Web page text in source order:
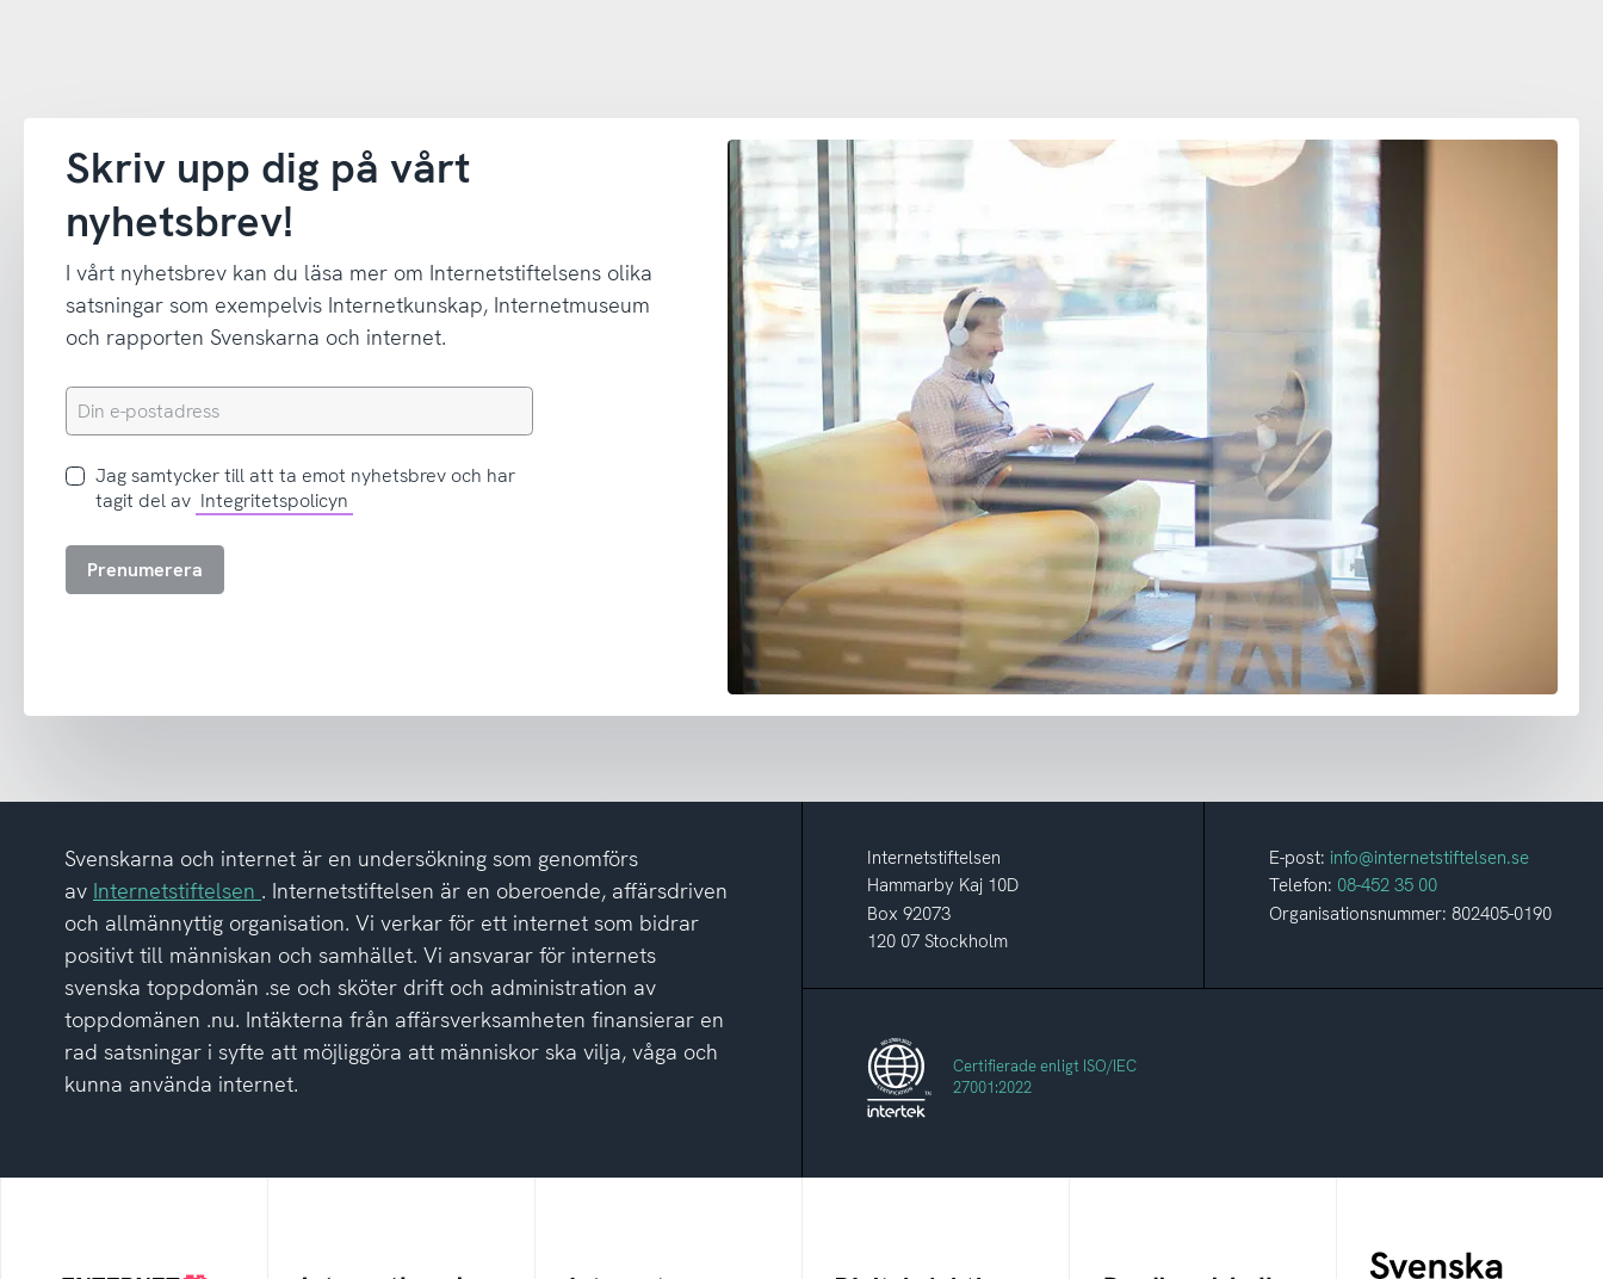
Skriv upp dig på vårt
nyhetsbrev!
I vårt nyhetsbrev kan du läsa mer om Internetstiftelsens olika
satsningar som exempelvis Internetkunskap, Internetmuseum
och rapporten Svenskarna och internet.
Din
e-
Jag
samtycker
att
tagit
integritetspolicyn
Jag samtycker till att ta emot nyhetsbrev och har
tagit del av Integritetspolicyn
Prenumerera
Svenskarna och internet är en undersökning som genomförs
av Internetstiftelsen . Internetstiftelsen är en oberoende, affärsdriven
och allmännyttig organisation. Vi verkar för ett internet som bidrar
positivt till människan och samhället. Vi ansvarar för internets
svenska toppdomän .se och sköter drift och administration av
toppdomänen .nu. Intäkterna från affärsverksamheten finansierar en
rad satsningar i syfte att möjliggöra att människor ska vilja, våga och
kunna använda internet.
Internetstiftelsen
Hammarby Kaj 10D
Box 92073
120 07 Stockholm
E-post: info@internetstiftelsen.se
Telefon: 08-452 35 00
Organisationsnummer: 802405-0190
Certifierade enligt ISO/IEC
27001:2022
Grunden för